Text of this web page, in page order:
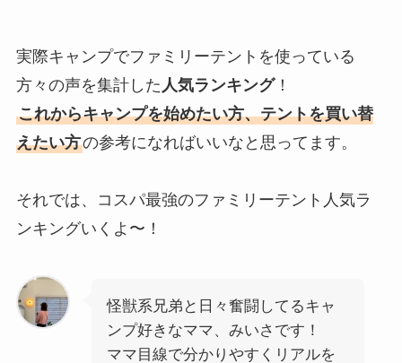
実際キャンプでファミリーテントを使っている
方々の声を集計した 人気ランキング！
これからキャンプを始めたい方、テントを買い替
えたい方の参考になればいいなと思ってます。
それでは、コスパ最強のファミリーテント人気ラ
ンキングいくよ〜！
怪獣系兄弟と日々奮闘してるキャ
ンプ好きなママ、みいさです！
ママ目線で分かりやすくリアルを